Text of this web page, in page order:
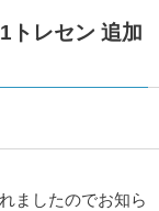
トレセン 追加
ましたのでお知ら